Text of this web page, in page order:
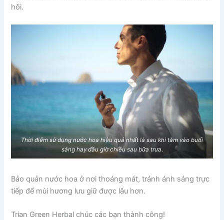
hôi.
Thời điểm sử dụng nước hoa hiệu quả nhất là sau khi tắm vào buổi
sáng hay đầu giờ chiều sau bữa trưa.
Bảo quản nước hoa ở nơi thoáng mát, tránh ánh sáng trực
tiếp để mùi hương lưu giữ được lâu hơn.
Trian Green Herbal chúc các bạn thành công!